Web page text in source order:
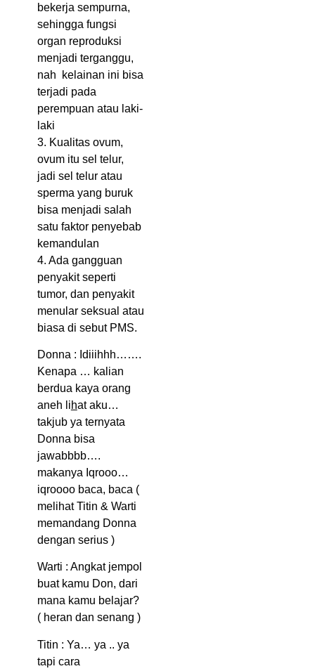
bekerja sempurna,
sehingga fungsi
organ reproduksi
menjadi terganggu,
nah kelainan ini bisa
terjadi pada
perempuan atau laki-
laki
3. Kualitas ovum,
ovum itu sel telur,
jadi sel telur atau
sperma yang buruk
bisa menjadi salah
satu faktor penyebab
kemandulan
4. Ada gangguan
penyakit seperti
tumor, dan penyakit
menular seksual atau
biasa di sebut PMS.
Donna : Idiiihhh…….
Kenapa … kalian
berdua kaya orang
aneh lihat aku…
takjub ya ternyata
Donna bisa
jawabbbb….
makanya Iqrooo…
iqroooo baca, baca (
melihat Titin & Warti
memandang Donna
dengan serius )
Warti : Angkat jempol
buat kamu Don, dari
mana kamu belajar?
( heran dan senang )
Titin : Ya… ya .. ya
tapi cara